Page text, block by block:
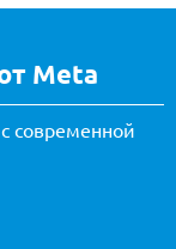
Meta
современной